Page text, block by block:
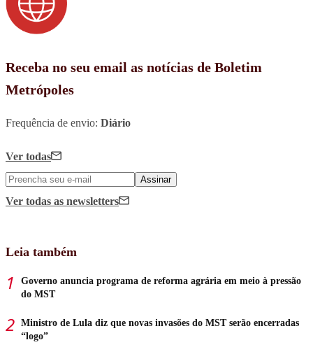
Receba no seu email as notícias de Boletim
Metrópoles
Frequência de envio: Diário
Ver todas
Assinar
Ver todas as newsletters
Leia também
Governo anuncia programa de reforma agrária em meio à pressão
do MST
Ministro de Lula diz que novas invasões do MST serão encerradas
“logo”